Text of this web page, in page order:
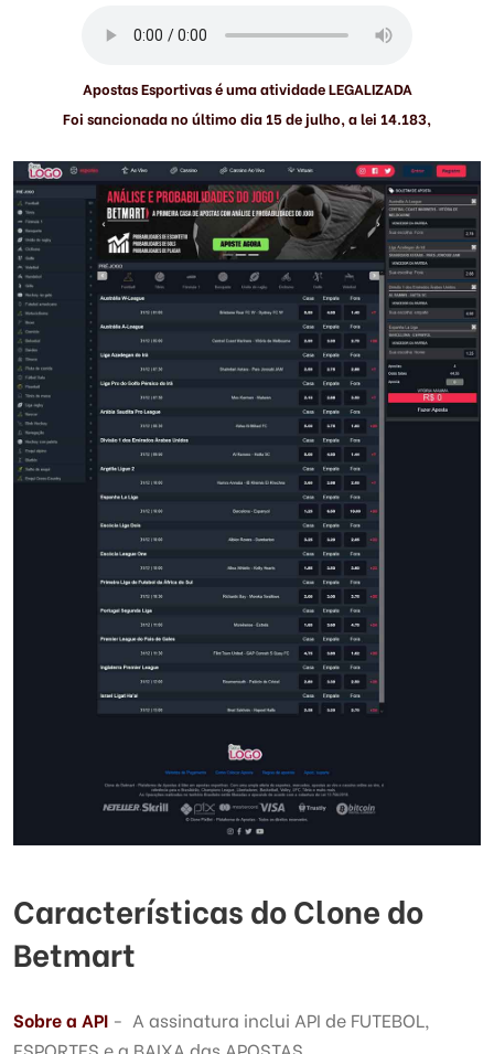
Apostas Esportivas é uma atividade LEGALIZADA
Foi sancionada no último dia 15 de julho, a lei 14.183,
Características do Clone do
Betmart
Sobre a API - A assinatura inclui API de FUTEBOL,
ESPORTES e a BAIXA das APOSTAS.